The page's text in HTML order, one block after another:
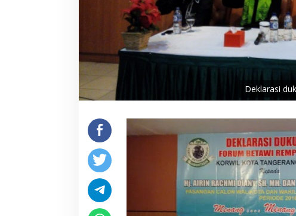
Deklarasi